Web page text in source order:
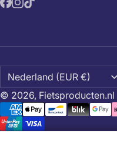
© 2026, Fietsproducten.nl